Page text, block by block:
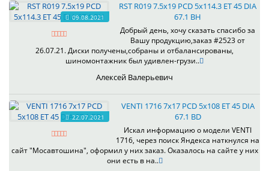
09.08.2021
RST R019 7.5x19 PCD 5x114.3 ET 45 DIA
67.1 BH
Добрый день, хочу сказать спасибо за
Вашу продукцию,заказ #2523 от
26.07.21. Диски получены,собраны и отбалансированы,
шиномонтажник был удивлен-грузи..
Алексей Валерьевич
22.07.2021
VENTI 1716 7x17 PCD 5x108 ET 45 DIA
67.1 BD
Искал информацию о модели VENTI
1716, через поиск Яндекса наткнулся на
сайт "Мосавтошина", оформил у них заказ. Оказалось на сайте у них
они есть в на..